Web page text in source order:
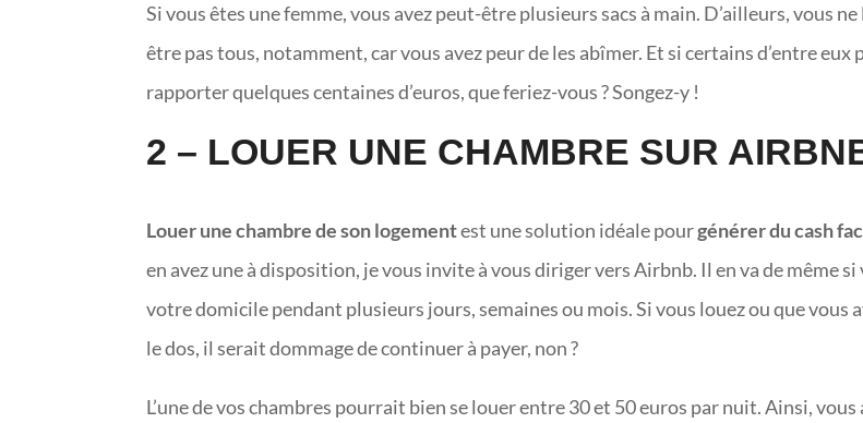
Si vous êtes une femme, vous avez peut-être plusieurs sacs à main. D’ailleurs, vous
être pas tous, notamment, car vous avez peur de les abîmer. Et si certains d’entre eux
rapporter quelques centaines d’euros, que feriez-vous ? Songez-y !
2 – LOUER UNE CHAMBRE SUR
Louer une chambre de son logementest une solution idéale pourgénérer du cash
en avez une à disposition, je vous invite à vous diriger vers Airbnb. Il en va de même si
votre domicile pendant plusieurs jours, semaines ou mois. Si vous louez ou que vous
le dos, il serait dommage de continuer à payer, non ?
L’une de vos chambres pourrait bien se louer entre 30 et 50 euros par nuit. Ainsi, vous